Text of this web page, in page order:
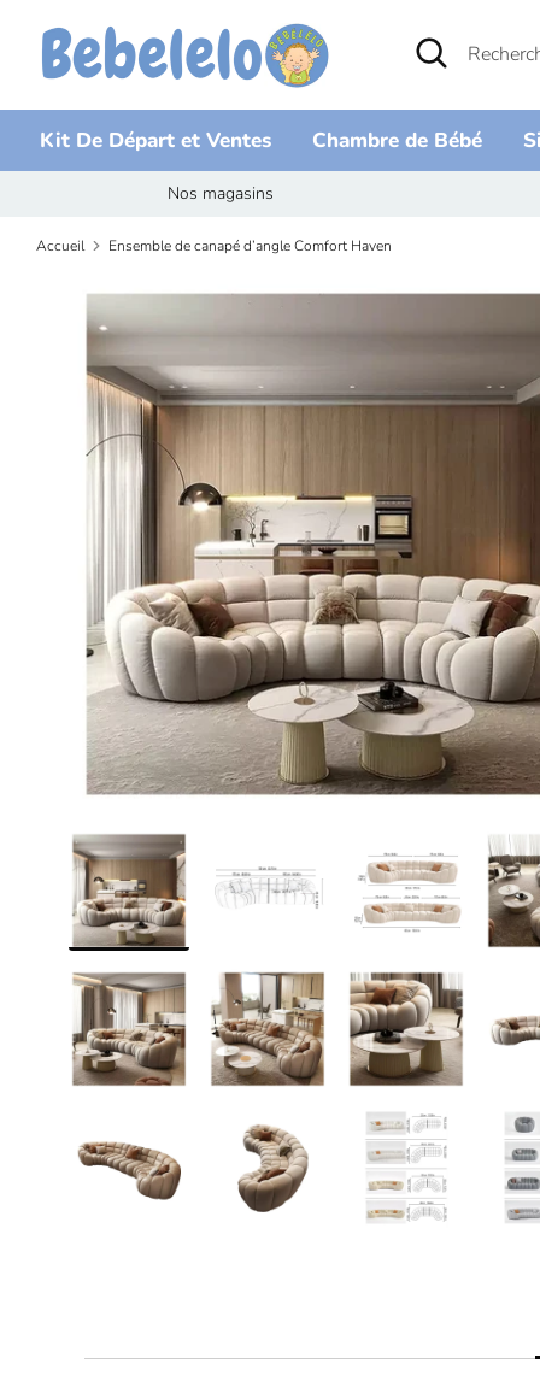
contenu
Recherche
Rechercher
dans
boutique
Kit De Départ et Ventes Chambre de Bébé
Nos magasins
Accueil Ensemble de canapé d’angle Comfort Haven